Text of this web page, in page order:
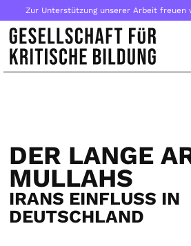
Zur Unterstützung unserer Arbeit freuen
DER LANGE
MULLAHS
IRANS EINFLUSS IN
DEUTSCHLAND